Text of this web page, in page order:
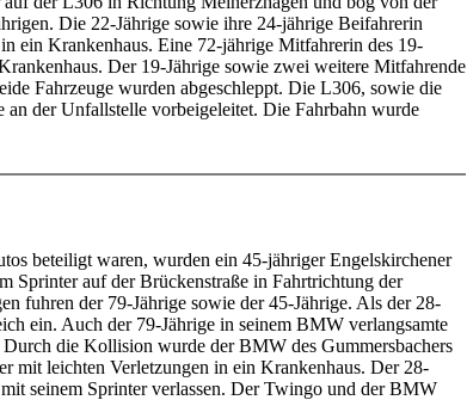
Die 22-Jährige sowie ihre 24-jährige Beifahrerin
ein Krankenhaus. Eine 72-jährige Mitfahrerin des 19-
Der 19-Jährige sowie zwei weitere Mitfahrende
Fahrzeuge wurden abgeschleppt. Die L306, sowie die
der Unfallstelle vorbeigeleitet. Die Fahrbahn wurde
beteiligt waren, wurden ein 45-jähriger Engelskirchener
Sprinter auf der Brückenstraße in Fahrtrichtung der
fuhren der 79-Jährige sowie der 45-Jährige. Als der 28-
ein. Auch der 79-Jährige in seinem BMW verlangsamte
die Kollision wurde der BMW des Gummersbachers
mit leichten Verletzungen in ein Krankenhaus. Der 28-
seinem Sprinter verlassen. Der Twingo und der BMW